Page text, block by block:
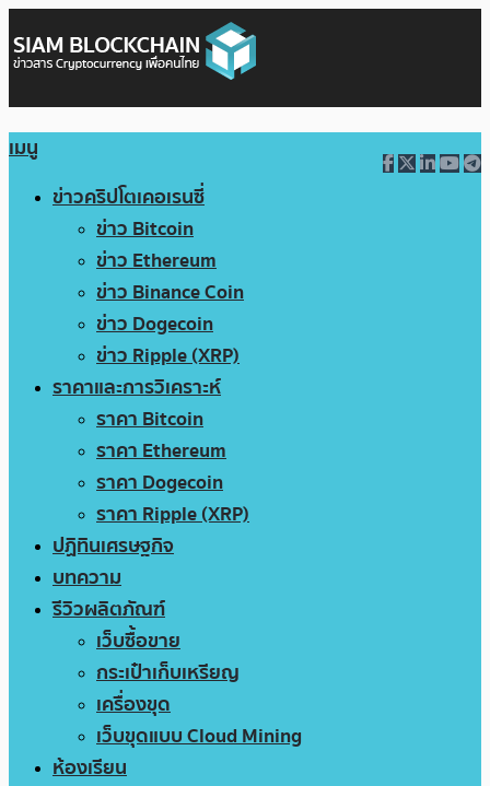
เมนู
ข่าวคริปโตเคอเรนซี่
ข่าว Bitcoin
ข่าว Ethereum
ข่าว Binance Coin
ข่าว Dogecoin
ข่าว Ripple (XRP)
ราคาและการวิเคราะห์
ราคา Bitcoin
ราคา Ethereum
ราคา Dogecoin
ราคา Ripple (XRP)
ปฏิทินเศรษฐกิจ
บทความ
รีวิวผลิตภัณฑ์
เว็บซื้อขาย
กระเป๋าเก็บเหรียญ
เครื่องขุด
เว็บขุดแบบ Cloud Mining
ห้องเรียน